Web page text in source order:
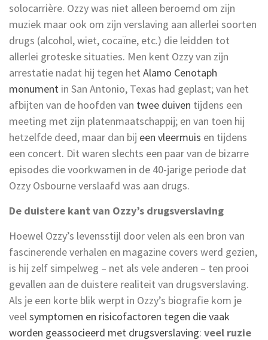
solocarrière. Ozzy was niet alleen beroemd om zijn
muziek maar ook om zijn verslaving aan allerlei soorten
drugs (alcohol, wiet, cocaïne, etc.) die leidden tot
allerlei groteske situaties. Men kent Ozzy van zijn
arrestatie nadat hij tegen het Alamo Cenotaph
monument in San Antonio, Texas had geplast; van het
afbijten van de hoofden van twee duiven tijdens een
meeting met zijn platenmaatschappij; en van toen hij
hetzelfde deed, maar dan bij een vleermuis en tijdens
een concert. Dit waren slechts een paar van de bizarre
episodes die voorkwamen in de 40-jarige periode dat
Ozzy Osbourne verslaafd was aan drugs.
De duistere kant van Ozzy’s drugsverslaving
Hoewel Ozzy’s levensstijl door velen als een bron van
fascinerende verhalen en magazine covers werd gezien,
is hij zelf simpelweg – net als vele anderen – ten prooi
gevallen aan de duistere realiteit van drugsverslaving.
Als je een korte blik werpt in Ozzy’s biografie kom je
veelsymptomen en risicofactoren tegen die vaak
worden geassocieerd met drugsverslaving: veel ruzie